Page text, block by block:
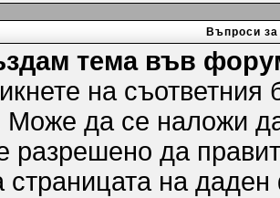
Въпроси
тема във
на
да се наложи
разрешено да
страницата на